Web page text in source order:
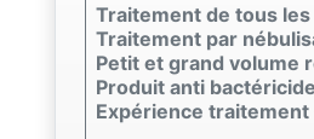
Traitement de tous
Traitement par
Petit et grand volume
Produit anti
Expérience traitement